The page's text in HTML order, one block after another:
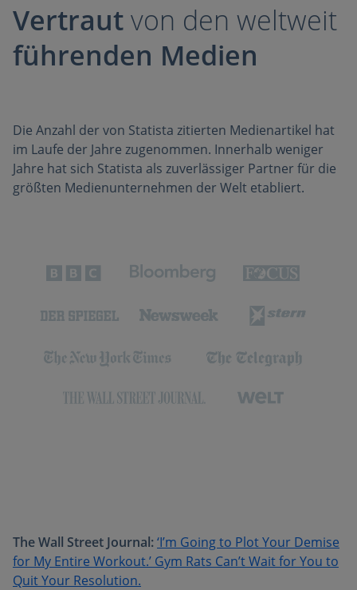
Vertrautvon den weltweit
führenden Medien
Die Anzahl der von Statista zitierten Medienartikel hat
im Laufe der Jahre zugenommen. Innerhalb weniger
Jahre hat sich Statista als zuverlässiger Partner für die
größten Medienunternehmen der Welt etabliert.
The Wall Street Journal:‘I’m Going to Plot Your Demise
for My Entire Workout.’ Gym Rats Can’t Wait for You to
Quit Your Resolution.